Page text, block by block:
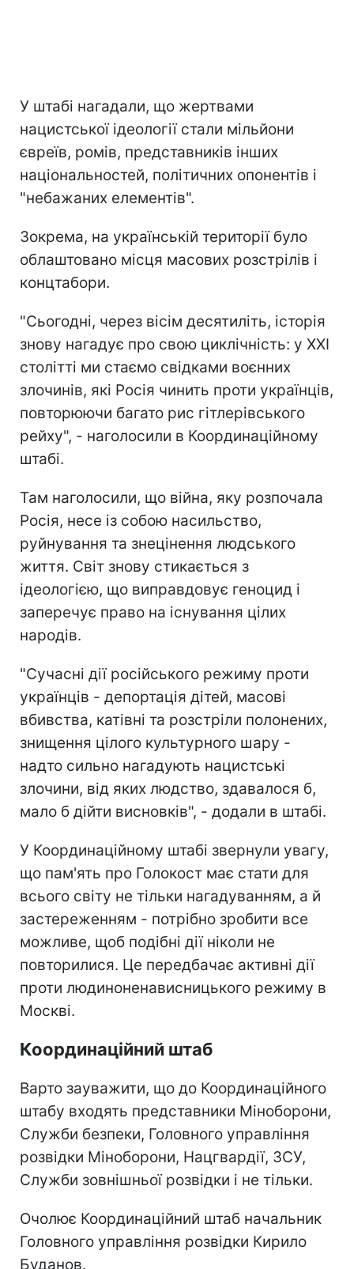
У штабі нагадали, що жертвами
нацистської ідеології стали мільйони
євреїв, ромів, представників інших
національностей, політичних опонентів і
"небажаних елементів".
Зокрема, на українській території було
облаштовано місця масових розстрілів і
концтабори.
"Сьогодні, через вісім десятиліть, історія
знову нагадує про свою циклічність: у ХХІ
столітті ми стаємо свідками воєнних
злочинів, які Росія чинить проти українців,
повторюючи багато рис гітлерівського
рейху", - наголосили в Координаційному
штабі.
Там наголосили, що війна, яку розпочала
Росія, несе із собою насильство,
руйнування та знецінення людського
життя. Світ знову стикається з
ідеологією, що виправдовує геноцид і
заперечує право на існування цілих
народів.
"Сучасні дії російського режиму проти
українців - депортація дітей, масові
вбивства, катівні та розстріли полонених,
знищення цілого культурного шару -
надто сильно нагадують нацистські
злочини, від яких людство, здавалося б,
мало б дійти висновків", - додали в штабі.
У Координаційному штабі звернули увагу,
що пам'ять про Голокост має стати для
всього світу не тільки нагадуванням, а й
застереженням - потрібно зробити все
можливе, щоб подібні дії ніколи не
повторилися. Це передбачає активні дії
проти людиноненависницького режиму в
Москві.
Координаційний штаб
Варто зауважити, що до Координаційного
штабу входять представники Міноборони,
Служби безпеки, Головного управління
розвідки Міноборони, Нацгвардії, ЗСУ,
Служби зовнішньої розвідки і не тільки.
Очолює Координаційний штаб начальник
Головного управління розвідки Кирило
Буданов.